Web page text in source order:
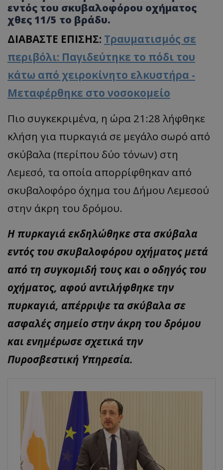
εντός του σκυβαλοφόρου οχήματος
χθες 11/5 το βράδυ.
ΔΙΑΒΑΣΤΕ ΕΠΙΣΗΣ: Τραυματισμός σε
περιβόλι: Παγιδεύτηκε το πόδι του
κάτω από χειροκίνητο ελκυστήρα -
Μεταφέρθηκε στο νοσοκομείο
Πιο συγκεκριμένα, η ώρα 21:28 λήφθηκε
κλήση για πυρκαγιά σε μεγάλο σωρό από
σκύβαλα (περίπου δύο τόνων) στη
Λεμεσό, τα οποία απορρίφθηκαν από
σκυβαλοφόρο όχημα του Δήμου Λεμεσού
στην άκρη του δρόμου.
Η πυρκαγιά εκδηλώθηκε στα σκύβαλα
εντός του σκυβαλοφόρου οχήματος μετά
από τη συγκομιδή τους και ο οδηγός του
οχήματος, αφού αντιλήφθηκε την
πυρκαγιά, απέρριψε τα σκύβαλα σε
ασφαλές σημείο στην άκρη του δρόμου
και ενημέρωσε σχετικά την
Πυροσβεστική Υπηρεσία.